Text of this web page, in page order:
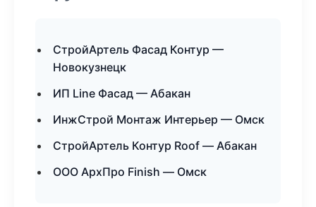
СтройАртель Фасад Контур —
Новокузнецк
ИП Line Фасад — Абакан
ИнжСтрой Монтаж Интерьер — Омск
СтройАртель Контур Roof — Абакан
ООО АрхПро Finish — Омск